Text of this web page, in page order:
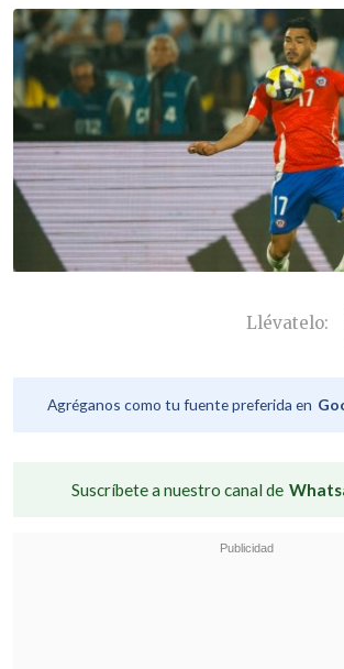
Llévatelo:
Agréganos como tu fuente preferida en
Suscríbete a nuestro canal de